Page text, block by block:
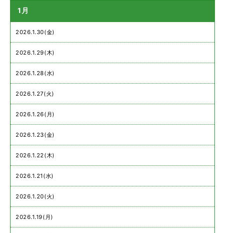
1月
2026.1.30(金)
2026.1.29(木)
2026.1.28(水)
2026.1.27(火)
2026.1.26(月)
2026.1.23(金)
2026.1.22(木)
2026.1.21(水)
2026.1.20(火)
2026.1.19(月)